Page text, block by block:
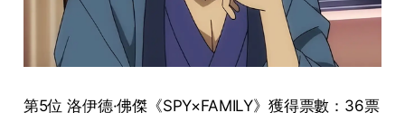
第5位 洛伊德·佛傑《SPY×FAMILY》獲得票數：36票